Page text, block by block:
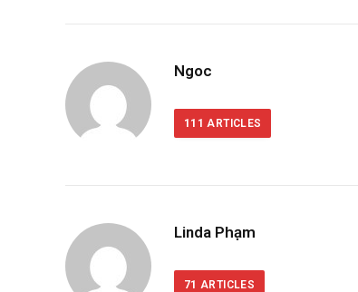
Ngoc
111 ARTICLES
Linda Phạm
71 ARTICLES